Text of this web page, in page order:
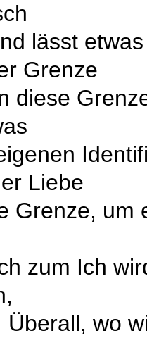
lässt
Grenze
diese
Liebe
Grenze, um
zum Ich
Überall, wo